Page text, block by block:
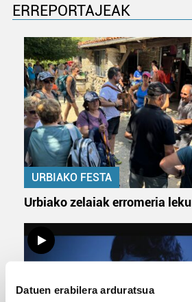
Datuen erabilera arduratsua
ERREPORTAJEAK
URBIAKO FESTA
Urbiako zelaiak erromeria leku